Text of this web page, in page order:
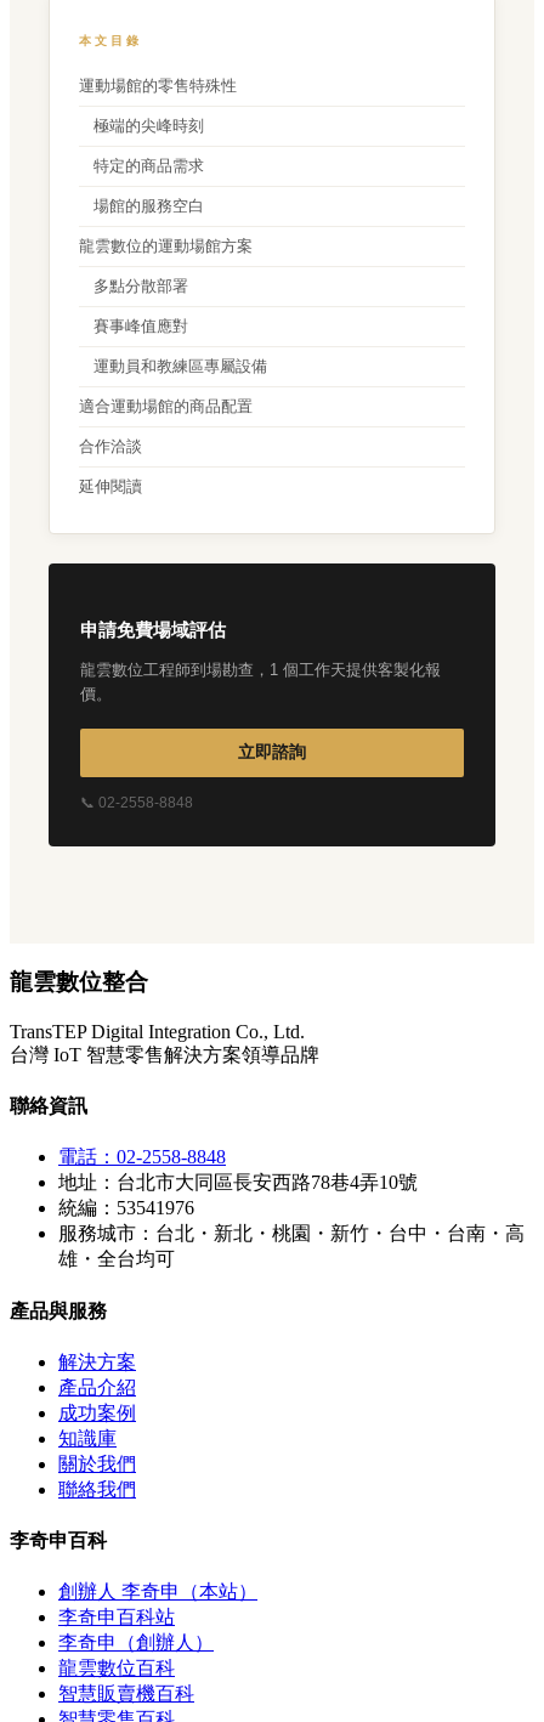
本文目錄
運動場館的零售特殊性
極端的尖峰時刻
特定的商品需求
場館的服務空白
龍雲數位的運動場館方案
多點分散部署
賽事峰值應對
運動員和教練區專屬設備
適合運動場館的商品配置
合作洽談
延伸閱讀
申請免費場域評估
龍雲數位工程師到場勘查，1 個工作天提供客製化報
價。
立即諮詢
📞 02-2558-8848
龍雲數位整合
TransTEP Digital Integration Co., Ltd.
台灣 IoT 智慧零售解決方案領導品牌
聯絡資訊
電話：02-2558-8848
地址：台北市大同區長安西路78巷4弄10號
統編：53541976
服務城市：台北・新北・桃園・新竹・台中・台南・高
雄・全台均可
產品與服務
解決方案
產品介紹
成功案例
知識庫
關於我們
聯絡我們
李奇申百科
創辦人 李奇申（本站）
李奇申百科站
李奇申（創辦人）
龍雲數位百科
智慧販賣機百科